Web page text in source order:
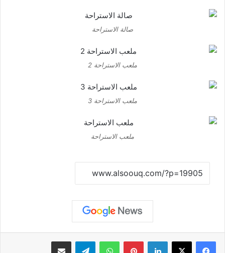
صالة الاستراحة
ملعب الاستراحة 2
ملعب الاستراحة 3
ملعب الاستراحة
لينكدإن بينتيريستواتساب تيلقرام مشاركة عبر البريد